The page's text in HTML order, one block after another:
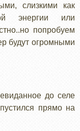
слизкими как
энергии или
попробуем
будут огромными
до селе
прямо на